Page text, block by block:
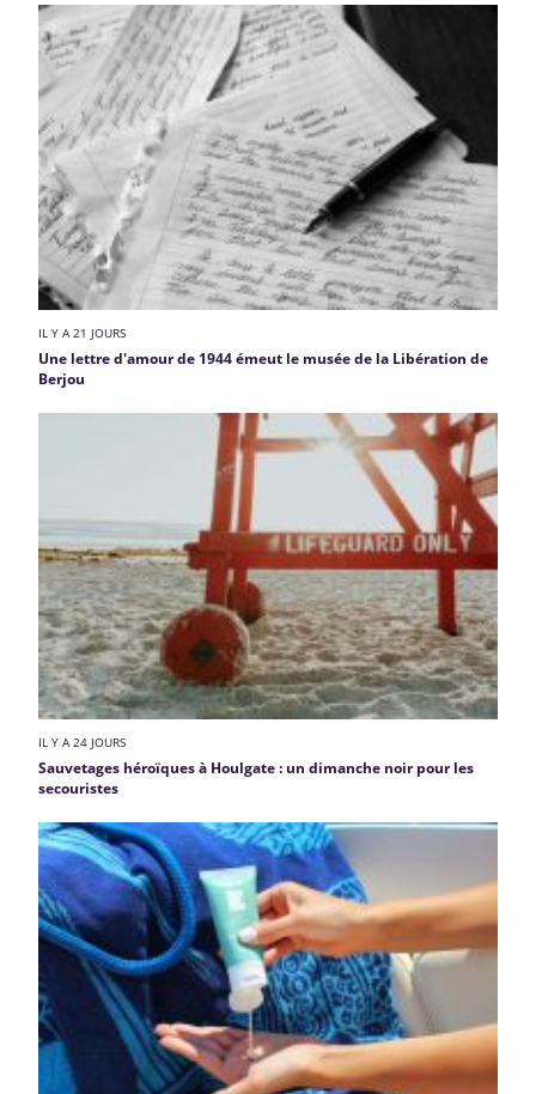
IL Y A 21 JOURS
Une lettre d'amour de 1944 émeut le musée de la Libération de
Berjou
IL Y A 24 JOURS
Sauvetages héroïques à Houlgate : un dimanche noir pour les
secouristes